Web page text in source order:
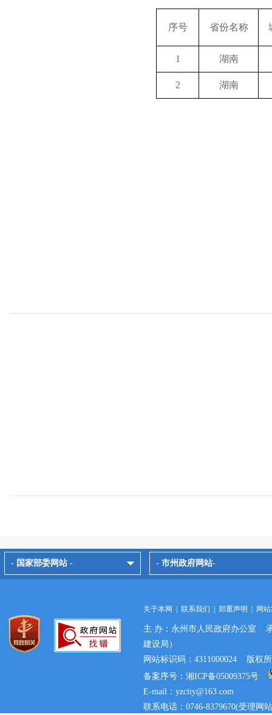
序号 省份名称
1 湖南
2 湖南
- 国家部委网站 - - 市州政府网站-
关于本网 联系我们 郑重声明 网
主 办：永州市人民政府办公室
建设局）
网站标识码：4311000024 版权
备案序号：湘ICP备05009375号
E-mail：yzcity@163.com
联系电话：0746-8379670(受理网